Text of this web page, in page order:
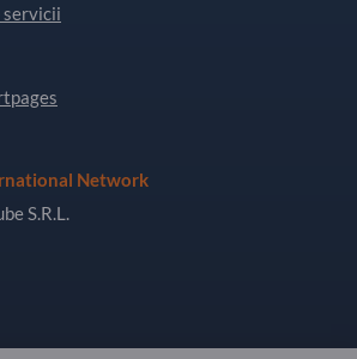
servicii
Network
S.R.L.